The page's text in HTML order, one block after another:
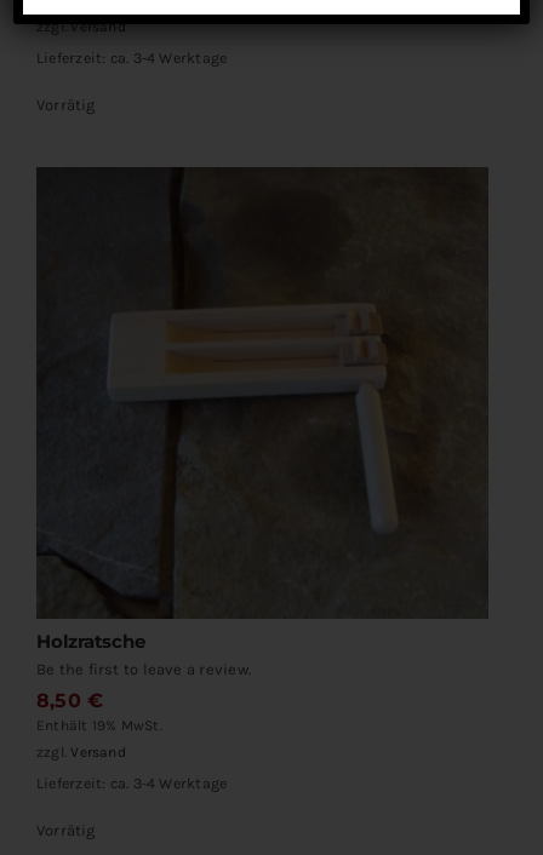
zzgl.Versand
Lieferzeit: ca. 3-4 Werktage
Vorrätig
Holzratsche
Be the first to leave a review.
8,50€
Enthält 19% MwSt.
zzgl. Versand
Lieferzeit: ca. 3-4 Werktage
Vorrätig